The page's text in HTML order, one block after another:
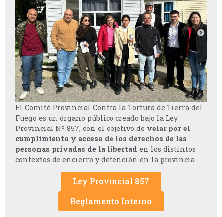
El Comité Provincial Contra la Tortura de Tierra del
Fuego es un órgano público creado bajo la Ley
Provincial Nº 857, con el objetivo de velar por el
cumplimiento y acceso de los derechos de las
personas privadas de la libertad en los distintos
contextos de encierro y detención en la provincia.
Ley Provincial 857
Reglamento Interno